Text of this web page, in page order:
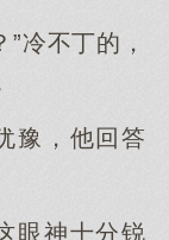
冷不丁的，
豫，他回答
眼神十分锐